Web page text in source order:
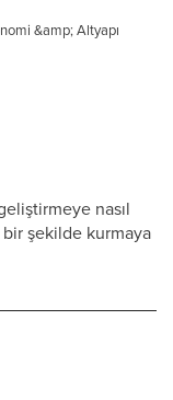
&amp; Altyapı
nasıl
bir şekilde kurmaya